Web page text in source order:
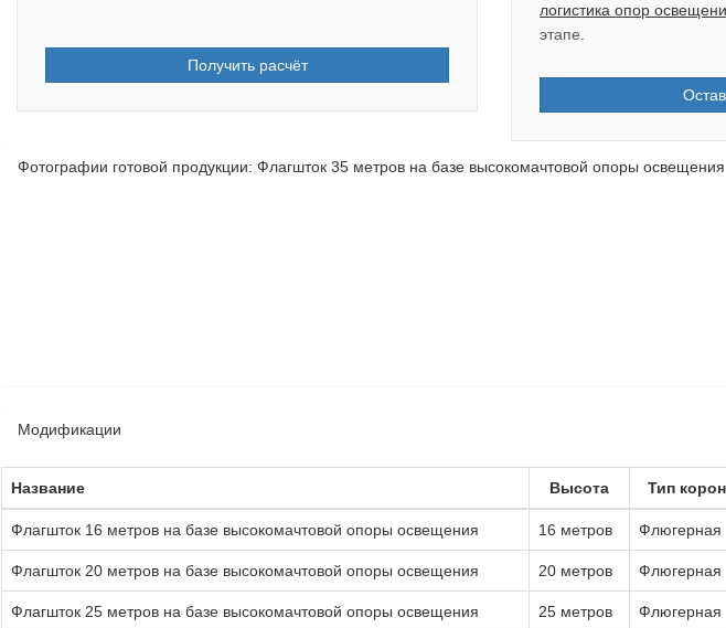
Получить расчёт
логистика опор
этапе.
Фотографии готовой продукции: Флагшток 35 метров на базе высокомачтовой опоры освещения
Модификации
Название Высота Тип
Флагшток 16 метров на базе высокомачтовой опоры освещения 16 метров Флюгерная
Флагшток 20 метров на базе высокомачтовой опоры освещения 20 метров Флюгерная
Флагшток 25 метров на базе высокомачтовой опоры освещения 25 метров Флюгерная